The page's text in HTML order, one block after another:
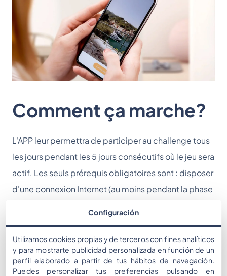
Comment ça marche?
L'APP leur permettra de participer au challenge tous
les jours pendant les 5 jours consécutifs où le jeu sera
actif. Les seuls prérequis obligatoires sont : disposer
d'une connexion Internet (au moins pendant la phase
d'accueil pour les exigences minimales des
appareils iOS et Android). Chaque jour sera fourni
avec 8/10 défis. La moitié d'entre eux seront des
Configuración
Utilizamos cookies propias y de terceros con fines analíticos
y para mostrarte publicidad personalizada en función de un
perfil elaborado a partir de tus hábitos de navegación.
Puedes personalizar tus preferencias pulsando en